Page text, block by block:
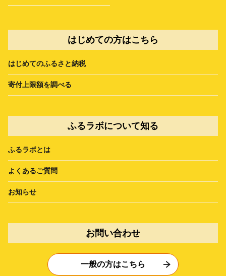
はじめての方はこちら
はじめてのふるさと納税
寄付上限額を調べる
ふるラボについて知る
ふるラボとは
よくあるご質問
お知らせ
お問い合わせ
一般の方はこちら